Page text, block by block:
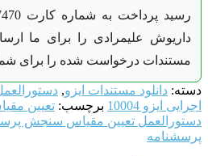
داریوش علیمرادی را برای ما
مستندات درخواست شده را برای
دسته: دانلود مستندات ایزو,
اجرایی ایزو 10004
برچسب: تعیین
دستورالعمل تعیین مقیاس سنجش
پرسشنامه